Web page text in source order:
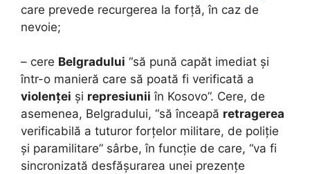
care prevede recurgerea la forță, în caz de
nevoie;
– cere Belgradului “să pună capăt imediat și
într-o manieră care să poată fi verificată a
violenței și represiunii în Kosovo”. Cere, de
asemenea, Belgradului, “să înceapă retragerea
verificabilă a tuturor forțelor militare, de poliție
și paramilitare” sârbe, în funcție de care, “va fi
sincronizată desfășurarea unei prezențe